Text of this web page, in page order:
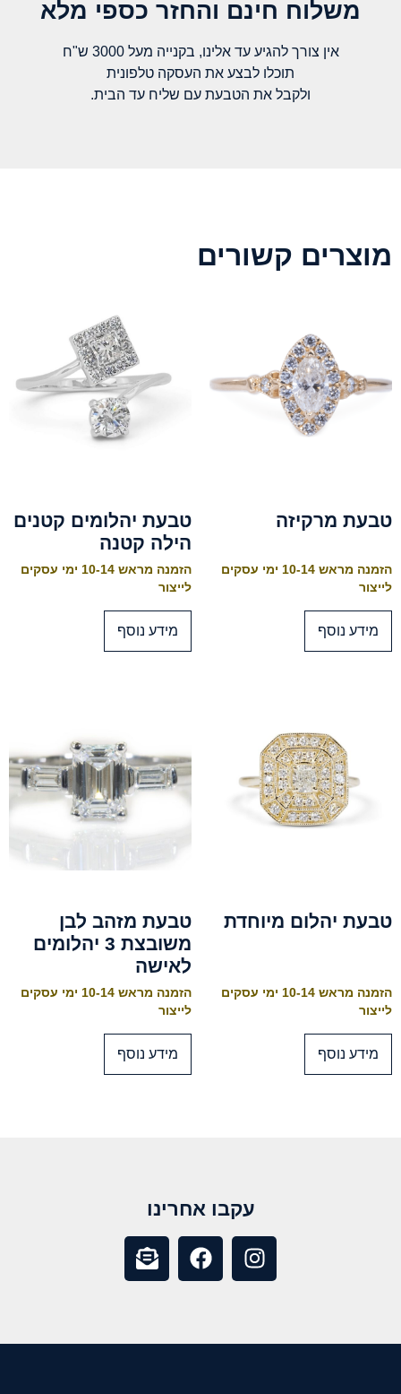
משלוח חינם והחזר כספי מלא​
אין צורך להגיע עד אלינו, בקנייה מעל 3000 ש"ח
תוכלו לבצע את העסקה טלפונית
ולקבל את הטבעת עם שליח עד הבית.
מוצרים קשורים
טבעת מרקיזה
הזמנה מראש 10-14 ימי עסקים
לייצור
מידע נוסף
טבעת יהלומים קטנים
הילה קטנה
הזמנה מראש 10-14 ימי עסקים
לייצור
מידע נוסף
טבעת יהלום מיוחדת
הזמנה מראש 10-14 ימי עסקים
לייצור
מידע נוסף
טבעת מזהב לבן
משובצת 3 יהלומים
לאישה
הזמנה מראש 10-14 ימי עסקים
לייצור
מידע נוסף
עקבו אחרינו